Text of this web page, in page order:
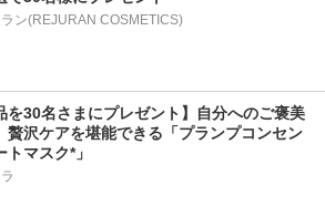
ラン(REJURAN COSMETICS)
を30名さまにプレゼント】自分へのご褒美
贅沢ケアを堪能できる「プランプコンセン
トマスク*」